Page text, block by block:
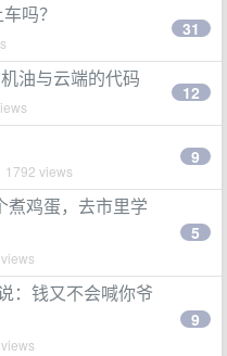
吗？
31
油与云端的代码
12
1792 views
9
煮鸡蛋，去市里学
5
：钱又不会喊你爷
9